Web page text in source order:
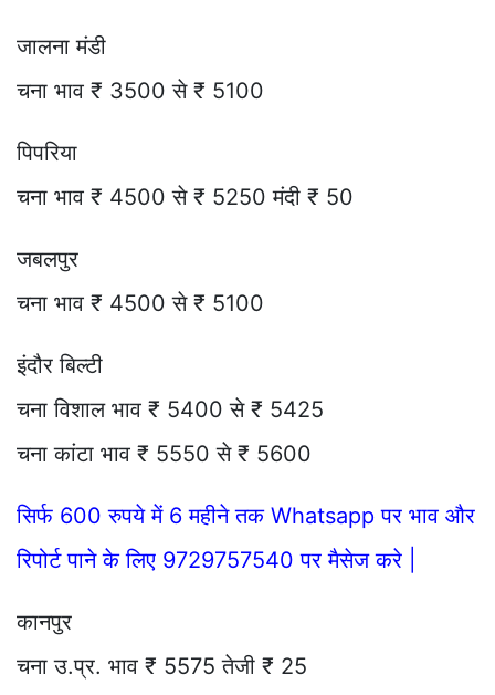
जालना मंडी
चना भाव ₹ 3500 से ₹ 5100
पिपरिया
चना भाव ₹ 4500 से ₹ 5250 मंदी ₹ 50
जबलपुर
चना भाव ₹ 4500 से ₹ 5100
इंदौर बिल्टी
चना विशाल भाव ₹ 5400 से ₹ 5425
चना कांटा भाव ₹ 5550 से ₹ 5600
सिर्फ 600 रुपये में 6 महीने तक Whatsapp पर भाव और
रिपोर्ट पाने के लिए 9729757540 पर मैसेज करे |
कानपुर
चना उ.प्र. भाव ₹ 5575 तेजी ₹ 25